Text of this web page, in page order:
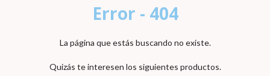
Error - 404
La página que estás buscando no existe.
Quizás te interesen los siguientes productos.